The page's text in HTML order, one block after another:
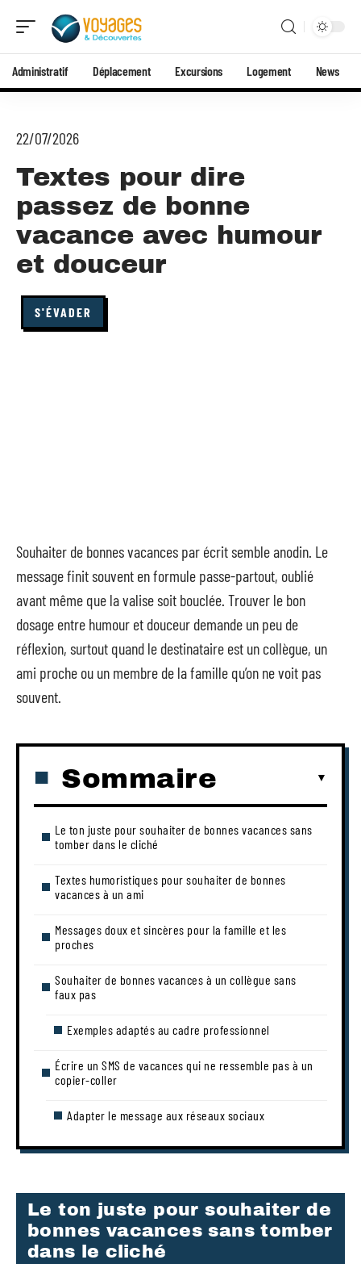
Administratif Déplacement Excursions Logement News
22/07/2026
Textes pour dire
passez de bonne
vacance avec humour
et douceur
S'ÉVADER
Souhaiter de bonnes vacances par écrit semble anodin. Le
message finit souvent en formule passe-partout, oublié
avant même que la valise soit bouclée. Trouver le bon
dosage entre humour et douceur demande un peu de
réflexion, surtout quand le destinataire est un collègue, un
ami proche ou un membre de la famille qu’on ne voit pas
souvent.
Sommaire
Le ton juste pour souhaiter de bonnes vacances sans
tomber dans le cliché
Textes humoristiques pour souhaiter de bonnes
vacances à un ami
Messages doux et sincères pour la famille et les
proches
Souhaiter de bonnes vacances à un collègue sans
faux pas
Exemples adaptés au cadre professionnel
Écrire un SMS de vacances qui ne ressemble pas à un
copier-coller
Adapter le message aux réseaux sociaux
Le ton juste pour souhaiter de
bonnes vacances sans tomber
dans le cliché